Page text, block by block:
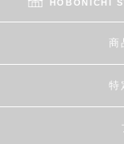
HOBONICHI
商
特